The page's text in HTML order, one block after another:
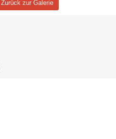
Zurück zur Galerie